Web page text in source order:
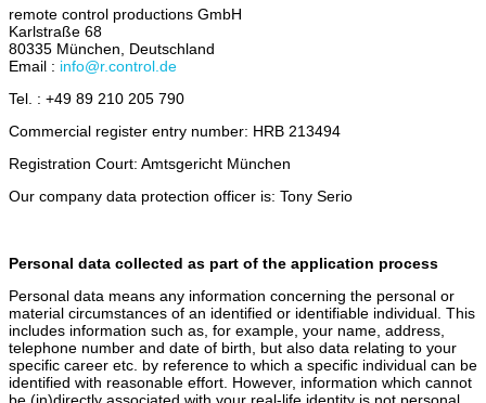
remote control productions GmbH
Karlstraße 68
80335 München, Deutschland
Email : info@r.control.de
Tel. : +49 89 210 205 790
Commercial register entry number: HRB 213494
Registration Court: Amtsgericht München
Our company data protection officer is: Tony Serio
Personal data collected as part of the application process
Personal data means any information concerning the personal or
material circumstances of an identified or identifiable individual. This
includes information such as, for example, your name, address,
telephone number and date of birth, but also data relating to your
specific career etc. by reference to which a specific individual can be
identified with reasonable effort. However, information which cannot
be (in)directly associated with your real-life identity is not personal